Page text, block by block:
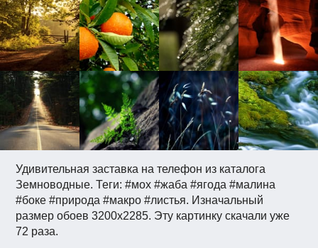
Удивительная заставка на телефон из каталога
Земноводные. Теги: #мох #жаба #ягода #малина
#боке #природа #макро #листья. Изначальный
размер обоев 3200x2285. Эту картинку скачали уже
72 раза.